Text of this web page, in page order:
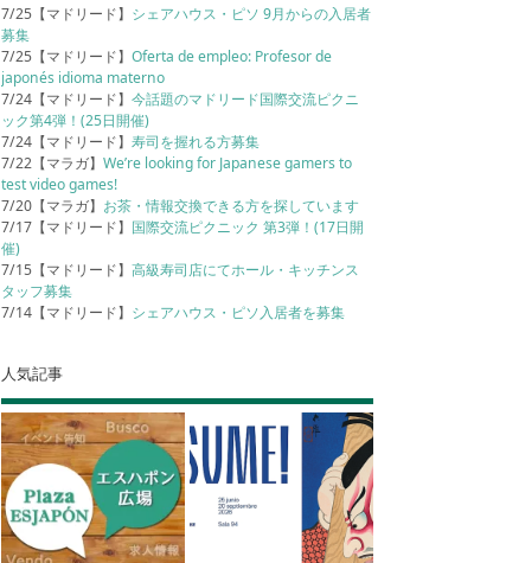
7/25【マドリード】 シェアハウス・ピソ 9月からの入居者
募集
7/25【マドリード】Oferta de empleo: Profesor de
japonés idioma materno
7/24【マドリード】今話題のマドリード国際交流ピクニ
ック第4弾！(25日開催)
7/24【マドリード】寿司を握れる方募集
7/22【マラガ】We’re looking for Japanese gamers to
test video games!
7/20【マラガ】 お茶・情報交換できる方を探しています
7/17【マドリード】 国際交流ピクニック 第3弾！(17日開
催)
7/15【マドリード】高級寿司店にてホール・キッチンス
タッフ募集
7/14【マドリード】 シェアハウス・ピソ入居者を募集
人気記事